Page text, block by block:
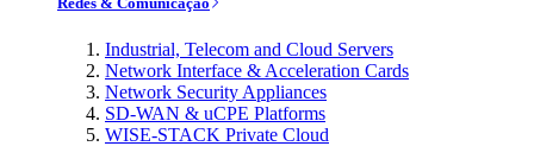
Industrial, Telecom and Cloud Servers
Network Interface & Acceleration Cards
Network Security Appliances
SD-WAN & uCPE Platforms
WISE-STACK Private Cloud